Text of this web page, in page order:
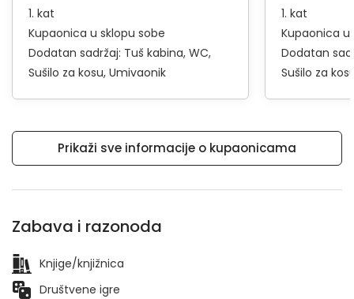
1. kat
Kupaonica u sklopu sobe
Dodatan sadržaj: Tuš kabina WC
Sušilo za kosu Umivaonik
1. kat
Kupaonica u
Dodatan
Sušilo za
Prikaži sve informacije o kupaonicama
Zabava i razonoda
Knjige/knjižnica
Društvene igre